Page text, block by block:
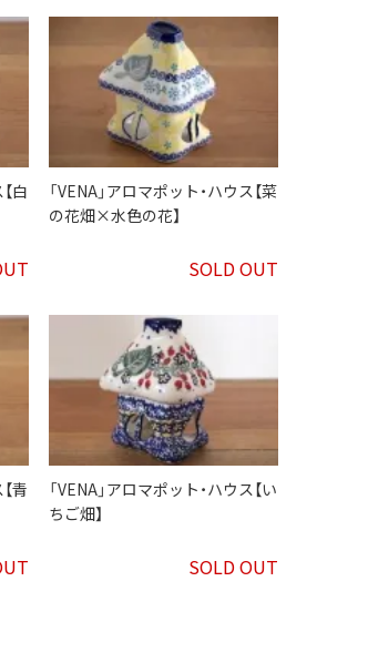
白
「VENA」アロマポット・ハウス【菜
の花畑×水色の花】
SOLD OUT
青
「VENA」アロマポット・ハウス【い
ちご畑】
SOLD OUT